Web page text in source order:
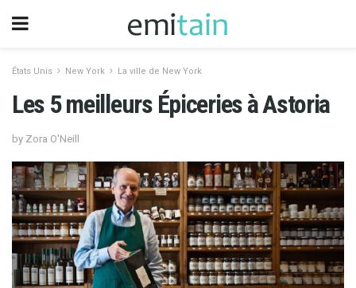
États Unis New York La ville de New York
Les 5 meilleurs Épiceries à Astoria
by Zora O'Neill